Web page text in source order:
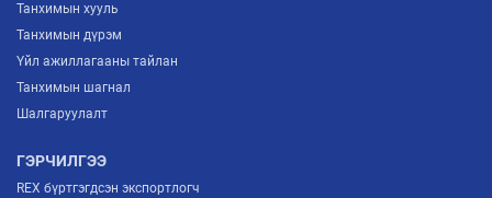
Танхимын хууль
Танхимын дүрэм
Үйл ажиллагааны тайлан
Танхимын шагнал
Шалгаруулалт
ГЭРЧИЛГЭЭ
REX бүртгэгдсэн экспортлогч